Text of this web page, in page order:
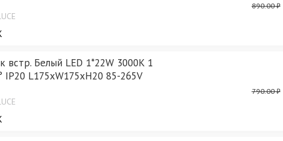
890.00 ₽
встр. Белый LED 1*22W 3000K 1
IP20 L175xW175xH20 85-265V
790.00 ₽